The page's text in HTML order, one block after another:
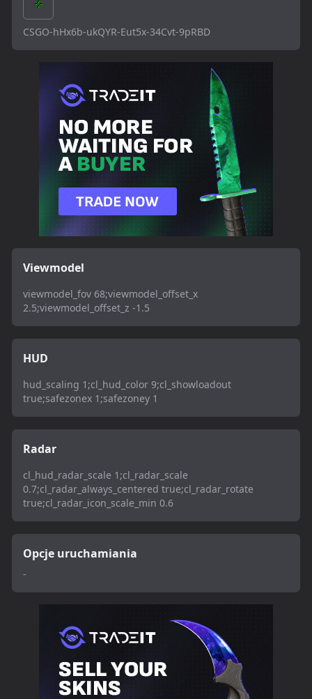
CSGO-hHx6b-ukQYR-Eut5x-34Cvt-9pRBD
Viewmodel
viewmodel_fov 68;viewmodel_offset_x
2.5;viewmodel_offset_z -1.5
HUD
hud_scaling 1;cl_hud_color 9;cl_showloadout
true;safezonex 1;safezoney 1
Radar
cl_hud_radar_scale 1;cl_radar_scale
0.7;cl_radar_always_centered true;cl_radar_rotate
true;cl_radar_icon_scale_min 0.6
Opcje uruchamiania
-